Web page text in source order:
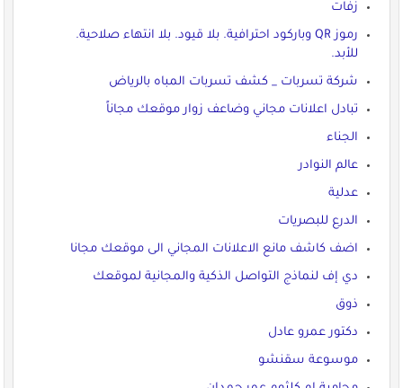
زفات
رموز QR وباركود احترافية. بلا قيود. بلا انتهاء صلاحية.
للأبد.
شركة تسربات _ كشف تسربات المباه بالرياض
تبادل اعلانات مجاني وضاعف زوار موقعك مجاناً
الجناء
عالم النوادر
عدلية
الدرع للبصريات
اضف كاشف مانع الاعلانات المجاني الى موقعك مجانا
دي إف لنماذج التواصل الذكية والمجانية لموقعك
ذوق
دكتور عمرو عادل
موسوعة سقنشو